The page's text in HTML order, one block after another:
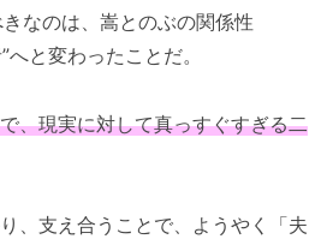
なのは、嵩とのぶの関係性
へと変わったことだ。
、現実に対して真っすぐすぎる二
、支え合うことで、ようやく「夫